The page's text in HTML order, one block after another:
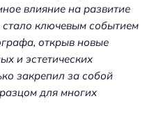
влияние на развитие
стало ключевым событием
открыв новые
и эстетических
закрепил за собой
для многих